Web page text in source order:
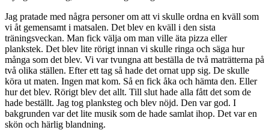
Jag pratade med några personer om att vi skulle ordna en kväll som
vi åt gemensamt i matsalen. Det blev en kväll i den sista
träningsveckan. Man fick välja om man ville äta pizza eller
plankstek. Det blev lite rörigt innan vi skulle ringa och säga hur
många som det blev. Vi var tvungna att beställa de två maträtterna på
två olika ställen. Efter ett tag så hade det ornat upp sig. De skulle
köra ut maten. Ingen mat kom. Så en fick åka och hämta den. Eller
hur det blev. Rörigt blev det allt. Till slut hade alla fått det som de
hade beställt. Jag tog planksteg och blev nöjd. Den var god. I
bakgrunden var det lite musik som de hade samlat ihop. Det var en
skön och härlig blandning.